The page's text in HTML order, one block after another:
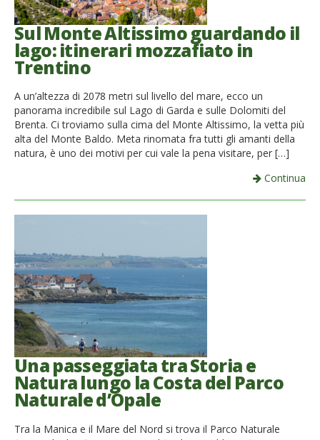
Sul Monte Altissimo guardando il
lago: itinerari mozzafiato in
Trentino
A un’altezza di 2078 metri sul livello del mare, ecco un
panorama incredibile sul Lago di Garda e sulle Dolomiti del
Brenta. Ci troviamo sulla cima del Monte Altissimo, la vetta più
alta del Monte Baldo. Meta rinomata fra tutti gli amanti della
natura, è uno dei motivi per cui vale la pena visitare, per […]
Continua
Una passeggiata tra Storia e
Natura lungo la Costa del Parco
Naturale d’Opale
Tra la Manica e il Mare del Nord si trova il Parco Naturale